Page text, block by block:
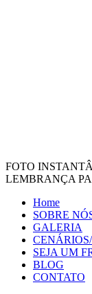
FOTO
LEMBRANÇA
Home
SOBRE
GALERIA
SEJA UM
BLOG
CONTATO